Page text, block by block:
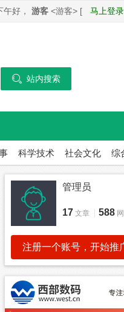
午好， 游客 <游客> [ 马上登录
 站内搜索
科学技术 社会文化 综
管理员
17 文章 588
注册一个账号，开始推